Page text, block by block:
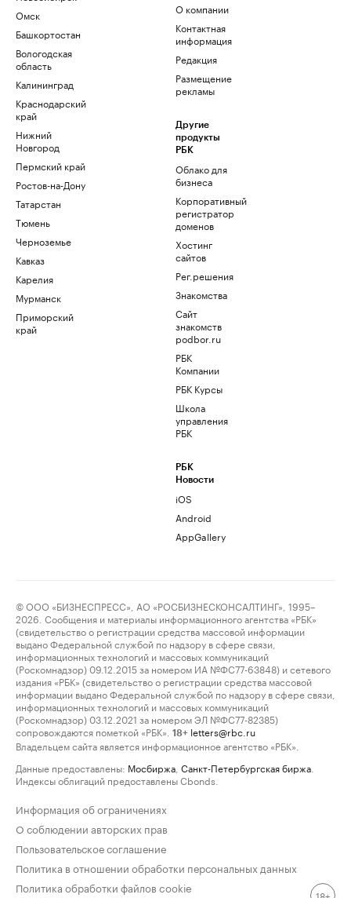
Омск
Башкортостан
Вологодская
область
Калининград
Краснодарский
край
Нижний
Новгород
Пермский край
Ростов-на-Дону
Татарстан
Тюмень
Черноземье
Кавказ
Карелия
Мурманск
Приморский
край
О компании
Контактная
информация
Редакция
Размещение
рекламы
Другие
продукты
РБК
Облако для
бизнеса
Корпоративный
регистратор
доменов
Хостинг
сайтов
Рег.решения
Знакомства
Сайт
знакомств
podbor.ru
РБК
Компании
РБК Курсы
Школа
управления
РБК
РБК
Новости
iOS
Android
AppGallery
© ООО «БИЗНЕСПРЕСС», АО «РОСБИЗНЕСКОНСАЛТИНГ», 1995–
2026. Сообщения и материалы информационного агентства «РБК»
(свидетельство о регистрации средства массовой информации
выдано Федеральной службой по надзору в сфере связи,
информационных технологий и массовых коммуникаций
(Роскомнадзор) 09.12.2015 за номером ИА №ФС77-63848) и сетевого
издания «РБК» (свидетельство о регистрации средства массовой
информации выдано Федеральной службой по надзору в сфере связи,
информационных технологий и массовых коммуникаций
(Роскомнадзор) 03.12.2021 за номером ЭЛ №ФС77-82385)
сопровождаются пометкой «РБК».
18+ letters@rbc.ru
Владельцем сайта является информационное агентство «РБК».
Данные предоставлены: Мосбиржа Санкт-Петербургская биржа
Индексы облигаций предоставлены Cbonds.
Информация об ограничениях
О соблюдении авторских прав
Пользовательское соглашение
Политика в отношении обработки персональных данных
Политика обработки файлов cookie